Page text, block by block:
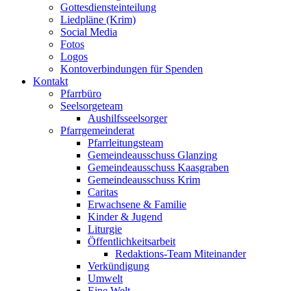
Gottesdiensteinteilung
Liedpläne (Krim)
Social Media
Fotos
Logos
Kontoverbindungen für Spenden
Kontakt
Pfarrbüro
Seelsorgeteam
Aushilfsseelsorger
Pfarrgemeinderat
Pfarrleitungsteam
Gemeindeausschuss Glanzing
Gemeindeausschuss Kaasgraben
Gemeindeausschuss Krim
Caritas
Erwachsene & Familie
Kinder & Jugend
Liturgie
Öffentlichkeitsarbeit
Redaktions-Team Miteinander
Verkündigung
Umwelt